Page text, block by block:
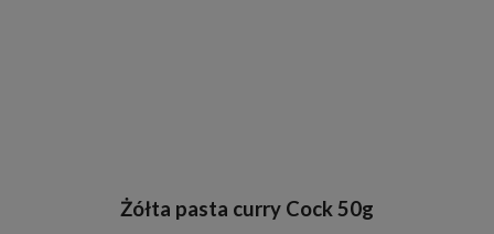
Żółta pasta curry Cock 50g